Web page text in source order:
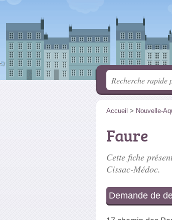
Accueil > Nouvelle-
Faure
Cette fiche
Cissac-Médoc.
Demande de